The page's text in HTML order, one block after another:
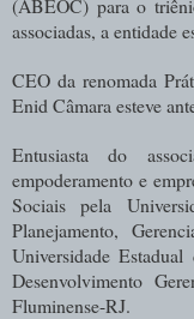
associadas, a entidade
CEO da renomada
Enid Câmara esteve
Entusiasta do
empoderamento e
Sociais pela
Planejamento,
Universidade
Desenvolvimento
Fluminense-RJ.